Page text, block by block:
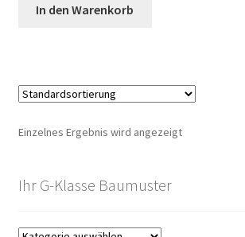
In den Warenkorb
Einzelnes Ergebnis wird angezeigt
Ihr G-Klasse Baumuster